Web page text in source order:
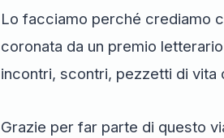
Lo facciamo perché crediamo
coronata da un premio
incontri, scontri, pezzetti di vita
Grazie per far parte di questo